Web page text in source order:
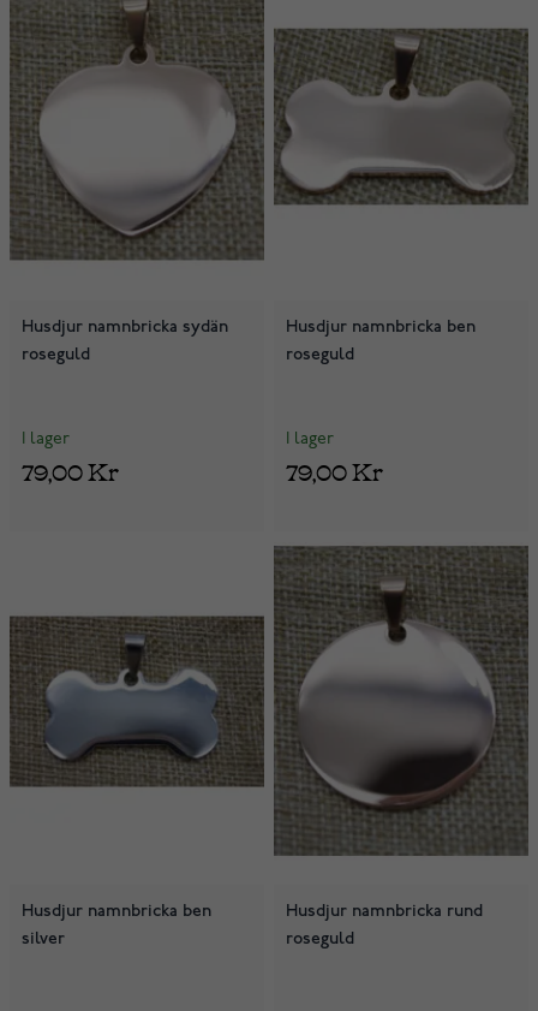
Husdjur namnbricka sydän
roseguld
I lager
79,00 Kr
Husdjur namnbricka ben
roseguld
I lager
79,00 Kr
Husdjur namnbricka ben
silver
Husdjur namnbricka rund
roseguld